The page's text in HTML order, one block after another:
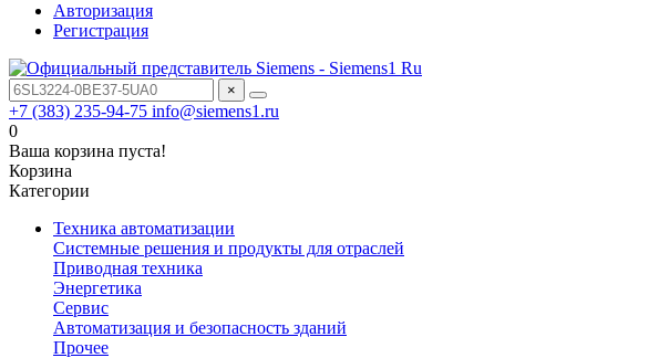
Авторизация
Регистрация
×
+7 (383) 235-94-75 info@siemens1.ru
0
Ваша корзина пуста!
Корзина
Категории
Техника автоматизации
Системные решения и продукты для отраслей
Приводная техника
Энергетика
Сервис
Автоматизация и безопасность зданий
Прочее